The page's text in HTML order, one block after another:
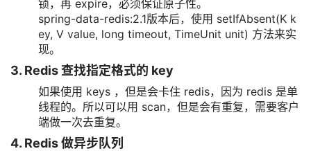
锁，再 expire，必须保证原子性。
spring-data-redis:2.1版本后，使用 setIfAbsent(K k
ey, V value, long timeout, TimeUnit unit) 方法来实
现。
3. Redis 查找指定格式的 key
如果使用 keys ，但是会卡住 redis，因为 redis 是单
线程的。所以可以用 scan，但是会有重复，需要客户
端做一次去重复。
4. Redis 做异步队列